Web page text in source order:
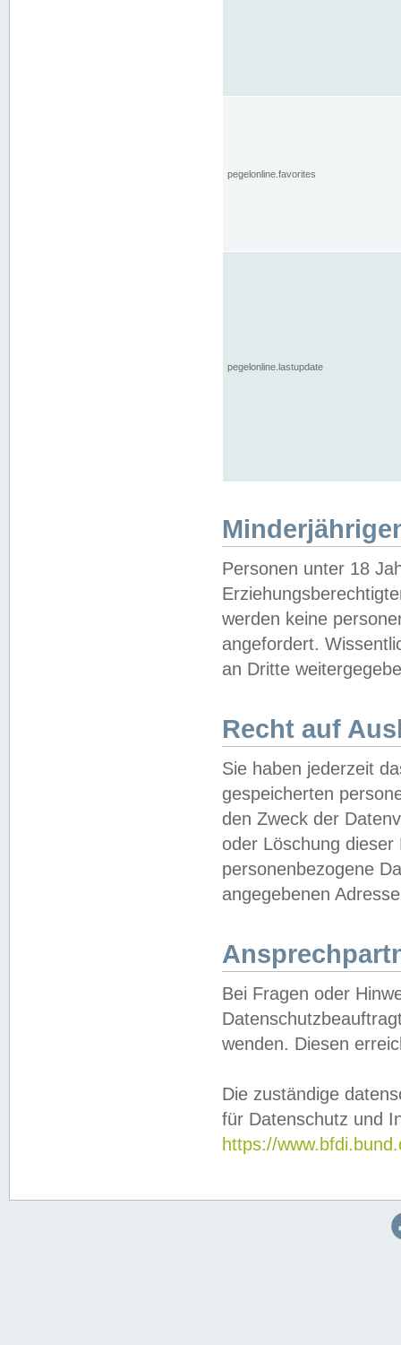
pegelonline.favorites
pegelonline.lastupdate
Personen unter 18
werden keine
angefordert.
an Dritte
Recht auf
Sie haben jederzeit
gespeicherten
den Zweck der
oder Löschung
personenbezogene
angegebenen
Bei Fragen oder
wenden. Diesen
Die zuständige
für Datenschutz und
https://